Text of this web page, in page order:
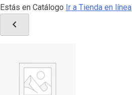
Estás en Catálogo Ir a Tienda en línea
chevron_left